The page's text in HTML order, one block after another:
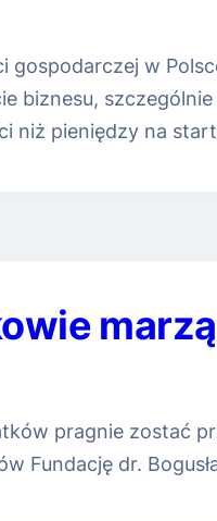
gospodarczej w
biznesu,
niż pieniędzy na
pragnie zostać
Fundację dr.